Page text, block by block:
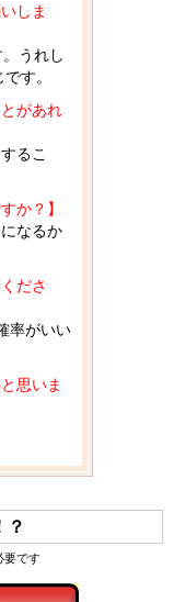
しま
うれし
す。
があれ
るこ
か？】
なるか
ださ
率がいい
思いま
？
要です